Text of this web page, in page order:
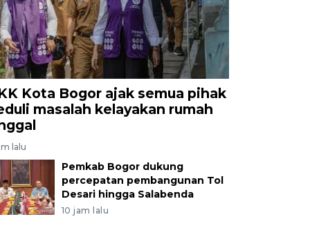
Kota Bogor ajak semua pihak
masalah kelayakan rumah
lalu
Pemkab Bogor dukung
percepatan pembangunan Tol
Desari hingga Salabenda
10 jam lalu